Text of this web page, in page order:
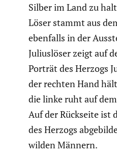
Silber im Land zu
Löser stammt aus
ebenfalls in der
Julius­löser zeigt auf
Porträt des Herzogs
der rechten Hand
die linke ruht auf
Auf der Rückseite ist
des Herzogs
wilden Männern.